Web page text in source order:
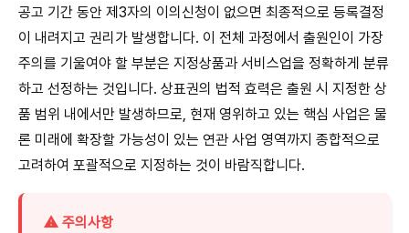
공고 기간 동안 제3자의 이의신청이 없으면 최종적으로 등록결정
이 내려지고 권리가 발생합니다. 이 전체 과정에서 출원인이 가장
주의를 기울여야 할 부분은 지정상품과 서비스업을 정확하게 분류
하고 선정하는 것입니다. 상표권의 법적 효력은 출원 시 지정한 상
품 범위 내에서만 발생하므로, 현재 영위하고 있는 핵심 사업은 물
론 미래에 확장할 가능성이 있는 연관 사업 영역까지 종합적으로
고려하여 포괄적으로 지정하는 것이 바람직합니다.
⚠️ 주의사항